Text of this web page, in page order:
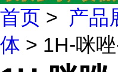
首页 > 产品
体 > 1H-咪